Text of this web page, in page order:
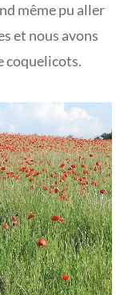
même pu aller
et nous avons
coquelicots.